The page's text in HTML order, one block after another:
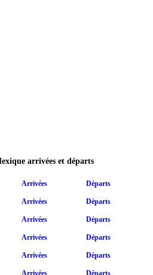
arrivées et départs
Arrivées Départs
Arrivées Départs
Arrivées Départs
Arrivées Départs
Arrivées Départs
Arrivées Départs